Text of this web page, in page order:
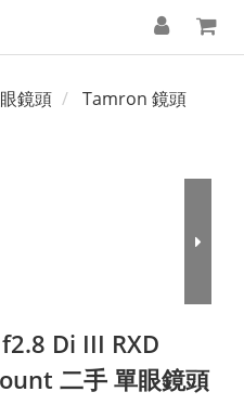
鏡頭 Tamron 鏡頭
Di III RXD
二手 單眼鏡頭